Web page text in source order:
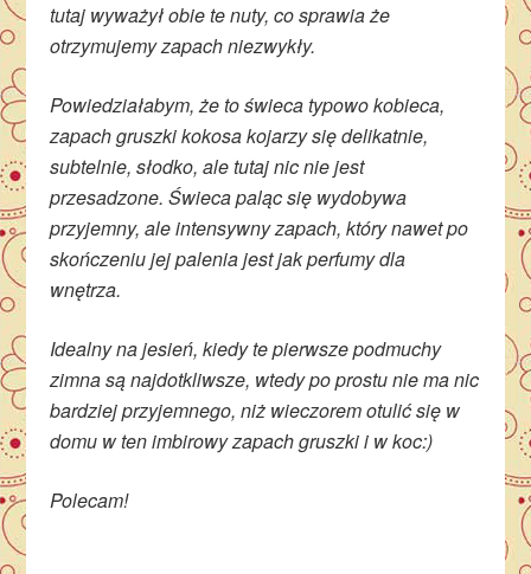
tutaj wyważył obie te nuty, co sprawia że
otrzymujemy zapach niezwykły.
Powiedziałabym, że to świeca typowo kobieca,
zapach gruszki kokosa kojarzy się delikatnie,
subtelnie, słodko, ale tutaj nic nie jest
przesadzone. Świeca paląc się wydobywa
przyjemny, ale intensywny zapach, który nawet po
skończeniu jej palenia jest jak perfumy dla
wnętrza.
Idealny na jesień, kiedy te pierwsze podmuchy
zimna są najdotkliwsze, wtedy po prostu nie ma nic
bardziej przyjemnego, niż wieczorem otulić się w
domu w ten imbirowy zapach gruszki i w koc:)
Polecam!